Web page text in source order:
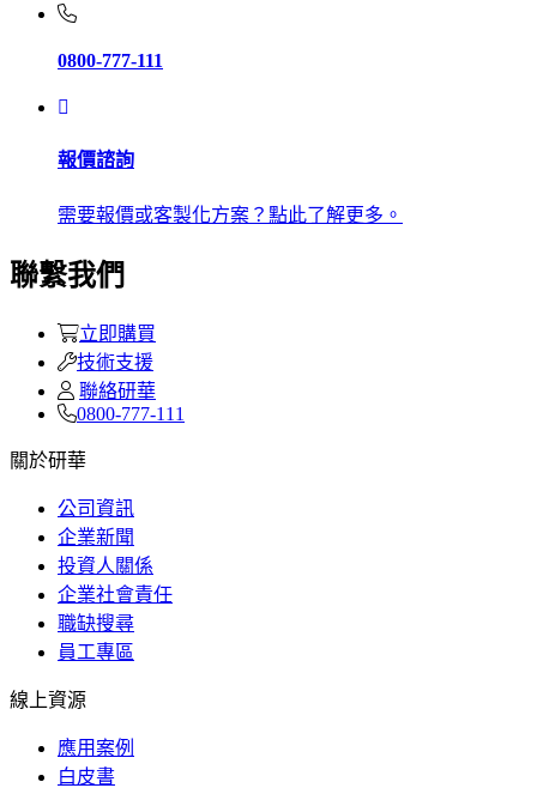
0800-777-111
報價諮詢
需要報價或客製化方案？點此了解更多。
聯繫我們
立即購買
技術支援
聯絡研華
0800-777-111
關於研華
公司資訊
企業新聞
投資人關係
企業社會責任
職缺搜尋
員工專區
線上資源
應用案例
白皮書